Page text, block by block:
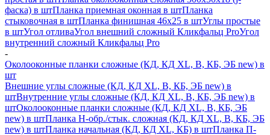
фаска) в штПланка приемная оконная в штПланка
стыковочная в штПланка финишная 46х25 в штУглы простые
в штУгол отливаУгол внешний сложный Кликфальц ProУгол
внутренний сложный Кликфальц Pro
-
Околооконные планки сложные (КД, КД XL, В, КБ, ЭБ new) в
шт
Внешние углы сложные (КД, КД XL, В, КБ, ЭБ new) в
штВнутренние углы сложные (КД, КД XL, В, КБ, ЭБ new) в
штОколооконные планки сложные (КД, КД XL, В, КБ, ЭБ
new) в штПланка H-обр./стык. сложная (КД, КД XL, В, КБ, ЭБ
new) в штПланка начальная (КД, КД XL, КБ) в штПланка П-